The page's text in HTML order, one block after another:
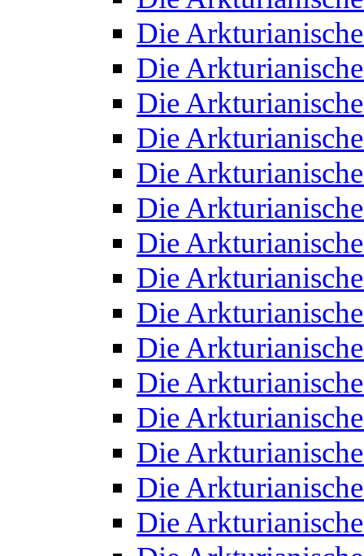
Die
Die
Die
Die
Die
Die
Die
Die
Die
Die
Die
Die
Die
Die
Die